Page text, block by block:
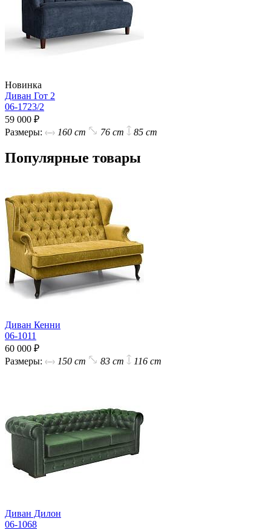
Новинка
Диван Гот 2
06-1723/2
59 000 ₽
Размеры:
160 cm 76 cm 85 cm
Популярные товары
Диван Кенни
06-1011
60 000 ₽
Размеры:
150 cm 83 cm 116 cm
Диван Дилон
06-1068